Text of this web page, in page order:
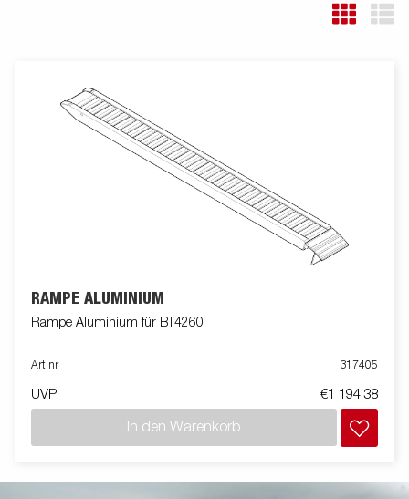
RAMPE ALUMINIUM
Rampe Aluminium für BT4260
Art nr 317405
UVP €1 194,38
In den Warenkorb